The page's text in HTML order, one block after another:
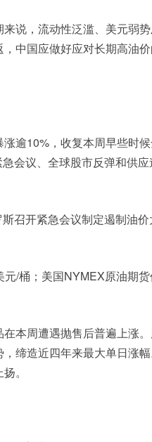
说，流动性泛滥、美元弱
中国应做好应对长期高油
逾10%，收复本周早些时
会议、全球股市反弹和供
召开紧急会议制定遏制油价
/桶；美国NYMEX原油期
本周遭遇抛售后普遍上涨
缔造近四年来最大单日涨
。